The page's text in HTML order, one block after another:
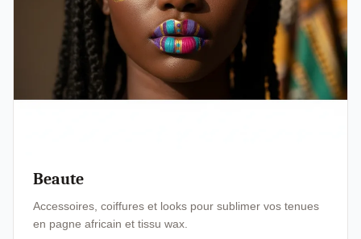
Beaute
Accessoires, coiffures et looks pour sublimer vos tenues
en pagne africain et tissu wax.